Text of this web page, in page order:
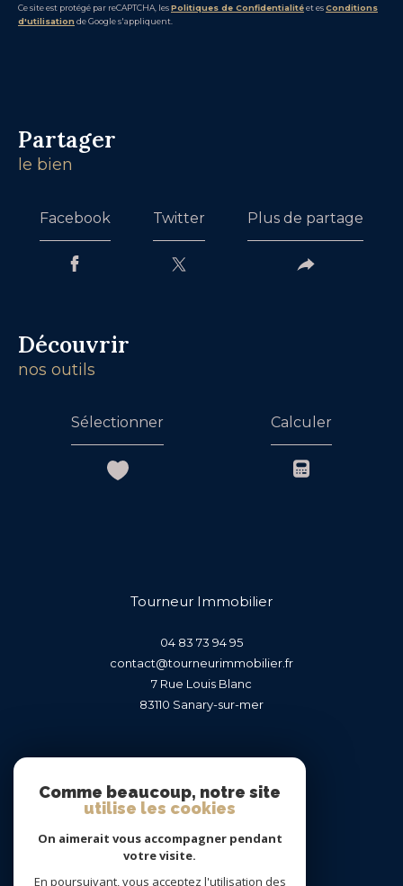
Ce site est protégé par reCAPTCHA, lesPolitiques de Confidentialitéet esConditions
d'utilisation de Google s'appliquent.
partager
le bien
Facebook Twitter Plus de partage
découvrir
nos outils
Sélectionner Calculer
Tourneur Immobilier
04 83 73 94 95
contact@tourneurimmobilier.fr
7 Rue Louis Blanc
83110
sanary-sur-mer
Comme beaucoup, notre site
utilise les cookies
On aimerait vous accompagner pendant
votre visite.
En poursuivant, vous acceptez l'utilisation des